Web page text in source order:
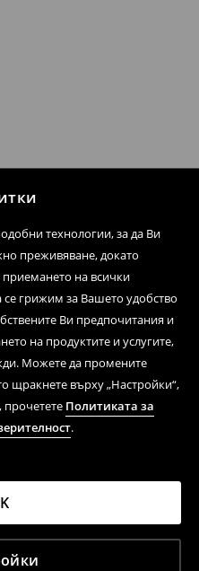
технологии, за да Ви
преживяване, докато
приемането на всички
се грижим за Вашето удобство
Ви предпочитания и
на продуктите и услугите,
Можете да промените
щракнете върху „Настройки“,
прочетете Политиката за
.